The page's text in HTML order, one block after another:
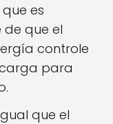
es
que el
controle
para
que el